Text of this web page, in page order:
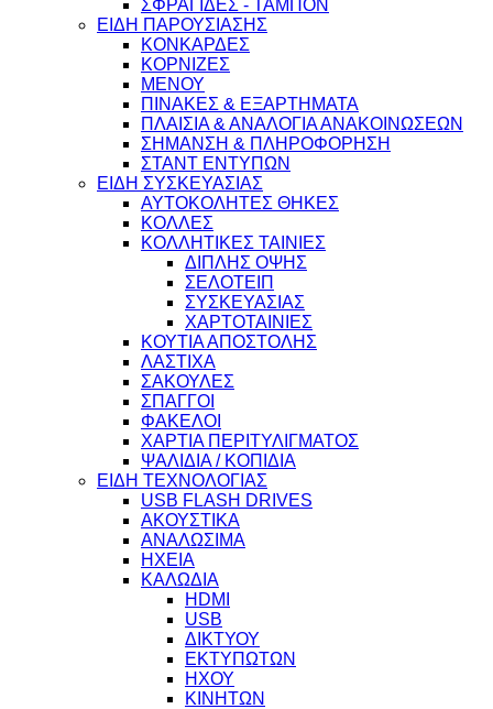
ΣΦΡΑΓΙΔΕΣ - ΤΑΜΠΟΝ
ΕΙΔΗ ΠΑΡΟΥΣΙΑΣΗΣ
ΚΟΝΚΑΡΔΕΣ
ΚΟΡΝΙΖΕΣ
ΜΕΝΟΥ
ΠΙΝΑΚΕΣ & ΕΞΑΡΤΗΜΑΤΑ
ΠΛΑΙΣΙΑ & ΑΝΑΛΟΓΙΑ ΑΝΑΚΟΙΝΩΣΕΩΝ
ΣΗΜΑΝΣΗ & ΠΛΗΡΟΦΟΡΗΣΗ
ΣΤΑΝΤ ΕΝΤΥΠΩΝ
ΕΙΔΗ ΣΥΣΚΕΥΑΣΙΑΣ
ΑΥΤΟΚΟΛΗΤΕΣ ΘΗΚΕΣ
ΚΟΛΛΕΣ
ΚΟΛΛΗΤΙΚΕΣ ΤΑΙΝΙΕΣ
ΔΙΠΛΗΣ ΟΨΗΣ
ΣΕΛΟΤΕΙΠ
ΣΥΣΚΕΥΑΣΙΑΣ
ΧΑΡΤΟΤΑΙΝΙΕΣ
ΚΟΥΤΙΑ ΑΠΟΣΤΟΛΗΣ
ΛΑΣΤΙΧΑ
ΣΑΚΟΥΛΕΣ
ΣΠΑΓΓΟΙ
ΦΑΚΕΛΟΙ
ΧΑΡΤΙΑ ΠΕΡΙΤΥΛΙΓΜΑΤΟΣ
ΨΑΛΙΔΙΑ / ΚΟΠΙΔΙΑ
ΕΙΔΗ ΤΕΧΝΟΛΟΓΙΑΣ
USB FLASH DRIVES
ΑΚΟΥΣΤΙΚΑ
ΑΝΑΛΩΣΙΜΑ
ΗΧΕΙΑ
ΚΑΛΩΔΙΑ
HDMI
USB
ΔΙΚΤΥΟΥ
ΕΚΤΥΠΩΤΩΝ
ΗΧΟΥ
ΚΙΝΗΤΩΝ